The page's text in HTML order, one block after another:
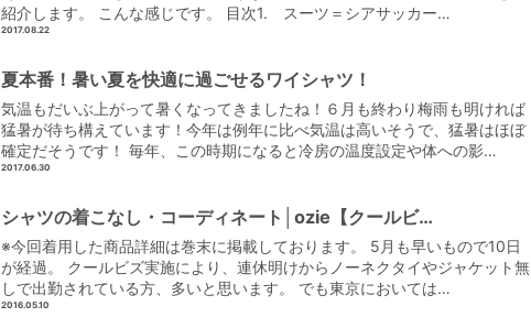
紹介します。 こんな感じです。 目次1. スーツ＝シアサッカー…
2017.08.22
夏本番！暑い夏を快適に過ごせるワイシャツ！
気温もだいぶ上がって暑くなってきましたね！６月も終わり梅雨も明ければ
猛暑が待ち構えています！今年は例年に比べ気温は高いそうで、猛暑はほぼ
確定だそうです！ 毎年、この時期になると冷房の温度設定や体への影…
2017.06.30
シャツの着こなし・コーディネート│ozie【クールビ…
※今回着用した商品詳細は巻末に掲載しております。 5月も早いもので10日
が経過。 クールビズ実施により、連休明けからノーネクタイやジャケット無
しで出勤されている方、多いと思います。 でも東京においては…
2016.05.10
価格8,800円(税込)